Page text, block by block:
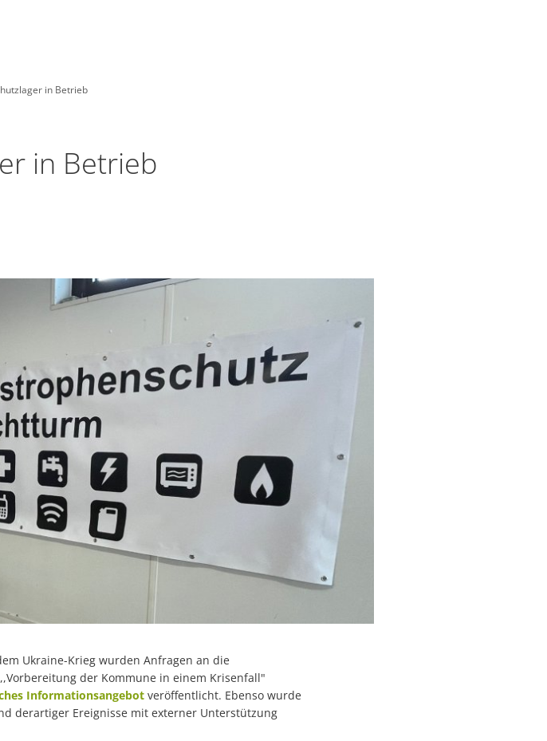
in Betrieb
in Betrieb
Ukraine-Krieg wurden Anfragen an die
der Kommune in einem Krisenfall"
Informationsangebotveröffentlicht. Ebenso wurde
derartiger Ereignisse mit externer Unterstützung